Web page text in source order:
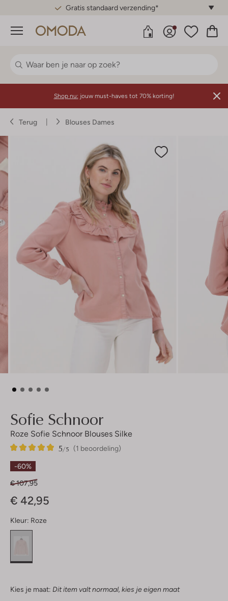
Gratis standaard verzending*
Menu
Shop nu: jouw must-haves tot 70% korting!
Terug Blouses Dames
Sofie Schnoor
Roze Sofie Schnoor Blouses Silke
(1 beoordeling)
5/5
1
5
Sterren
-60%
€ 107,95
€ 42,95
Kleur: Roze
Kies je maat: Dit item valt normaal, kies je eigen maat